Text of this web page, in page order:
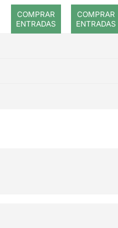
COMPRAR
ENTRADAS
COMPRAR
ENTRADAS